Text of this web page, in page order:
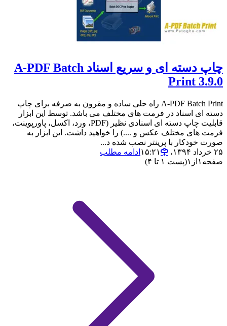
چاپ دسته ای و سریع اسناد A-PDF Batch
Print 3.9.0
A-PDF Batch Print راه حلی ساده و مقرون به صرفه برای چاپ
دسته ای اسناد در فرمت های مختلف می باشد. توسط این ابزار
قابلیت چاپ دسته ای اسنادی نظیر (PDF، ورد، اکسل، پاورپوینت،
فرمت های مختلف عکس و ....) را خواهید داشت. این ابزار به
صورت خودکار با پرینتر نصب شده د...
۲۵ خرداد ۱۳۹۴،‏ ۱۵:۲۱
ادامه مطلب
صفحه ۱ از ۱(پست ۱ تا ۴)